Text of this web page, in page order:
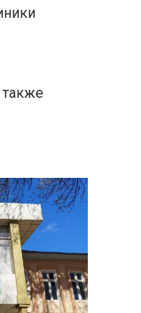
также